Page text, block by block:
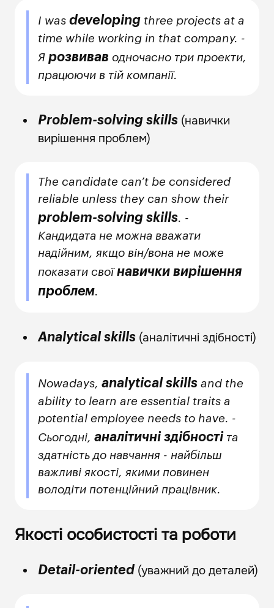
I wasdeveloping three projects at a
time while working in that company. -
Я розвивав одночасно три проекти,
працюючи в тій компанії.
Problem-solving skills (навички
вирішення проблем)
The candidate can’t be considered
reliable unless they can show their
problem-solving skills . -
Кандидата не можна вважати
надійним, якщо він/вона не може
показати своїнавички вирішення
проблем
Analytical skills (аналітичні здібності)
Nowadays,analytical skills and the
ability to learn are essential traits a
potential employee needs to have. -
Сьогодні,аналітичні здібності та
здатність до навчання - найбільш
важливі якості, якими повинен
володіти потенційний працівник.
Якості особистості та роботи
Detail-oriented (уважний до деталей)